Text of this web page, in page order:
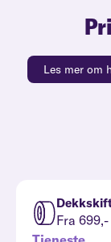
Les mer om
Fra 699,-